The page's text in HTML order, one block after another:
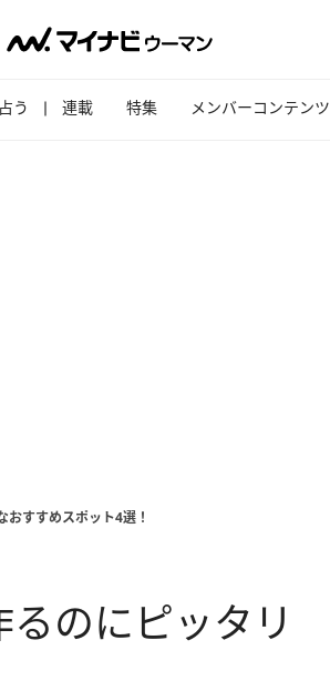
占う 連載 特集 メンバーコンテンツ
すすめスポット4選！
のにピッタリ